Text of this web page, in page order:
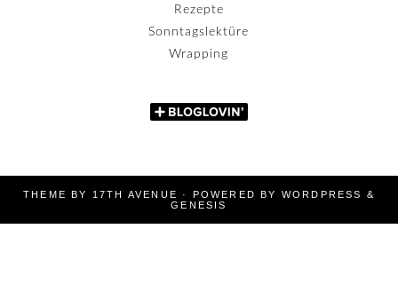
Rezepte
Sonntagslektüre
Wrapping
THEME BY 17TH AVENUE · POWERED BY WORDPRESS
&
GENESIS